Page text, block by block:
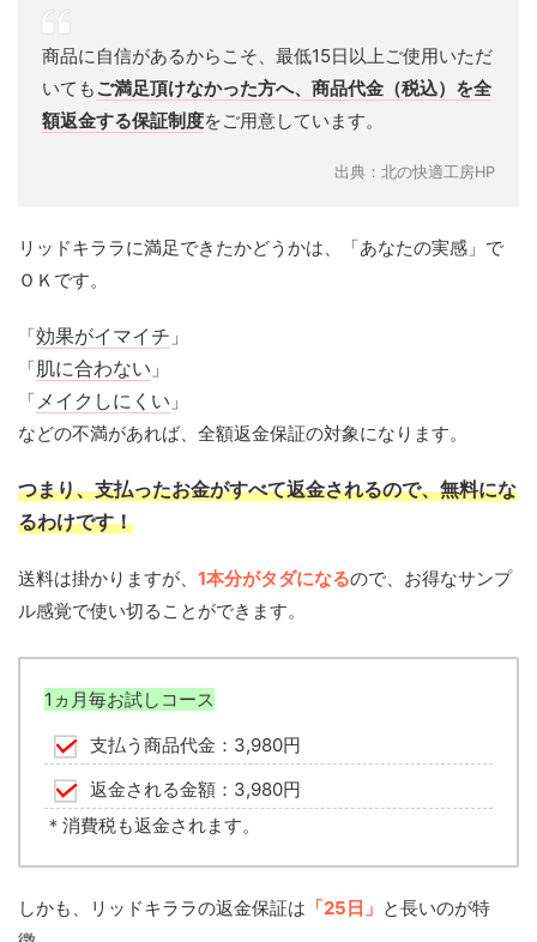
商品に自信があるからこそ、最低15日以上ご使用いただ
いてもご満足頂けなかった方へ、商品代金（税込）を全
額返金する保証制度をご用意しています。
出典：北の快適工房HP
リッドキララに満足できたかどうかは、「あなたの実感」で
ＯＫです。
「効果がイマイチ 」
「肌に合わない 」
「 メイクしにくい 」
などの不満があれば、全額返金保証の対象になります。
つまり、支払ったお金がすべて返金されるので、無料にな
るわけです！
送料は掛かりますが、 1本分がタダになるので、お得なサンプ
ル感覚で使い切ることができます。
1ヵ月毎お試しコース
支払う商品代金：3,980円
返金される金額：3,980円
＊消費税も返金されます。
しかも、リッドキララの返金保証は 「25日」 と長いのが特